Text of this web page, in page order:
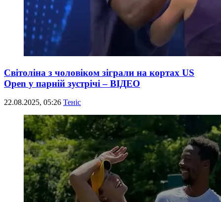
Світоліна з чоловіком зіграли на кортах US
Open у парній зустрічі – ВІДЕО
22.08.2025, 05:26 Теніс